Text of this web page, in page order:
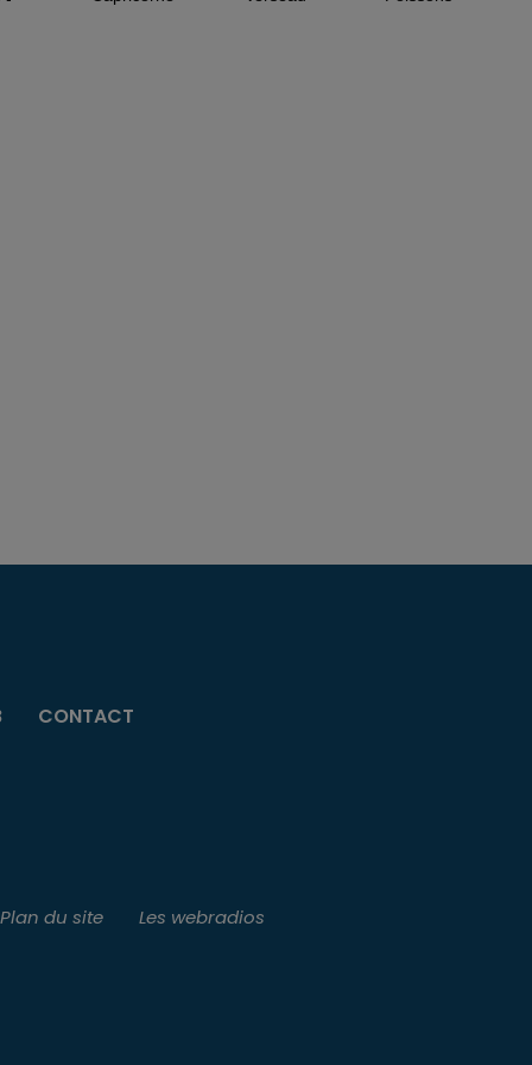
CONTACT
Plan du site Les webradios